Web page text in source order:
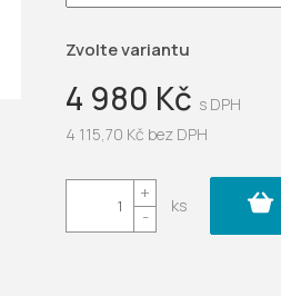
4 980 Kč
4 115,70 Kč bez DPH
cena:
Zvolte variantu